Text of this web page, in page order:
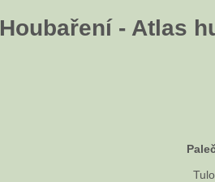
Houbaření - Atlas